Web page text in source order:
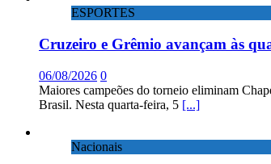
ESPORTES
Cruzeiro e Grêmio avançam às
06/08/2026 0
Maiores campeões do torneio eliminam
Brasil. Nesta quarta-feira, 5 [...]
Nacionais